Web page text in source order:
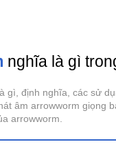
nghĩa là gì
gì, định nghĩa, các sử
âm arrowworm giọng
arrowworm.